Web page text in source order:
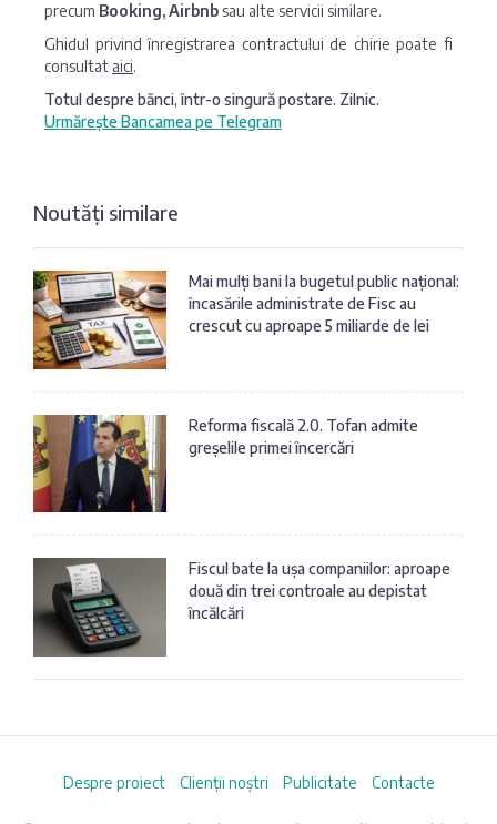
precum Booking, Airbnb sau alte servicii similare.
Ghidul privind înregistrarea contractului de chirie poate fi
consultat aici.
Totul despre bănci, într-o singură postare. Zilnic.
Urmărește Bancamea pe Telegram
Noutăți similare
Mai mulți bani la bugetul public național:
încasările administrate de Fisc au
crescut cu aproape 5 miliarde de lei
Reforma fiscală 2.0. Tofan admite
greșelile primei încercări
Fiscul bate la ușa companiilor: aproape
două din trei controale au depistat
încălcări
Despre proiect Clienții noștri Publicitate Contacte